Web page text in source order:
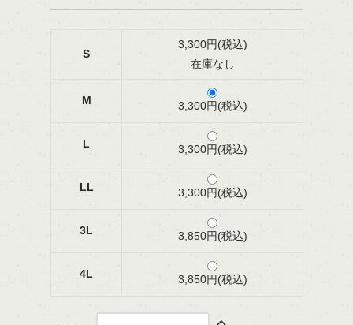
S
3,300円(税込)
在庫なし
M 3,300円(税込)
L 3,300円(税込)
LL 3,300円(税込)
3L 3,850円(税込)
4L 3,850円(税込)